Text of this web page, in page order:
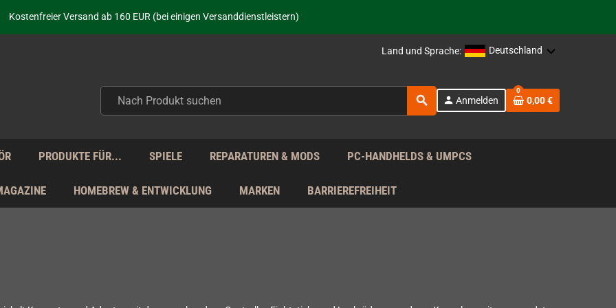
Kostenfreier Versand ab 160 EUR (bei einigen Versanddienstleistern)
Seit über 20 Jahren Deine Anlaufstelle für neue Retro-Hardware!
Täglicher Versand Mo - Fr aus Deutschland - zollfrei innerhalb der EU!
Land und Sprache: Deutschland
search person Anmelden
0
0,00 €
PRODUKTE FÜR... SPIELE REPARATUREN & MODS PC-HANDHELDS & UMPCS
HOMEBREW & ENTWICKLUNG MARKEN BARRIEREFREIHEIT